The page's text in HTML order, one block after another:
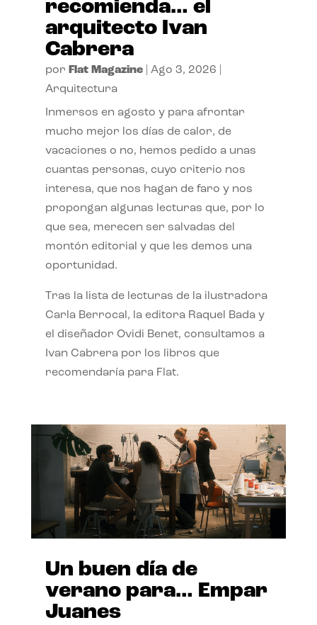
recomienda… el
arquitecto Ivan
Cabrera
por Flat Magazine| Ago 3, 2026
Arquitectura
Inmersos en agosto y para afrontar
mucho mejor los días de calor, de
vacaciones o no, hemos pedido a unas
cuantas personas, cuyo criterio nos
interesa, que nos hagan de faro y nos
propongan algunas lecturas que, por lo
que sea, merecen ser salvadas del
montón editorial y que les demos una
oportunidad.
Tras la lista de lecturas de la ilustradora
Carla Berrocal, la editora Raquel Bada y
el diseñador Ovidi Benet, consultamos a
Ivan Cabrera por los libros que
recomendaría para Flat.
Un buen día de
verano para… Empar
Juanes